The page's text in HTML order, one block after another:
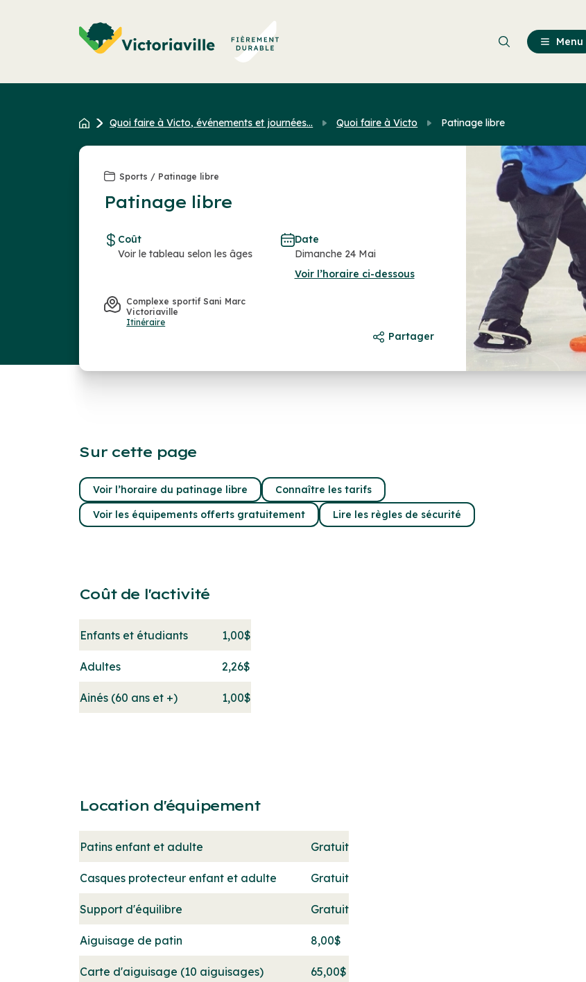
contenu
principal
Menu
Quoi faire à Victo, événements et journées... Quoi faire à Victo Patinage libre
Sports / Patinage libre
Patinage libre
Coût
Voir le tableau selon les âges
Date
Dimanche 24 Mai
Voir l’horaire ci-dessous
Complexe sportif Sani Marc
Victoriaville
Itinéraire
Partager
Sur cette page
Voir l’horaire du patinage libre
Connaître les tarifs
Voir les équipements offerts gratuitement
Lire les règles de sécurité
Coût de l'activité
Enfants et étudiants 1,00$
Adultes 2,26$
Ainés (60 ans et +) 1,00$
Location d'équipement
Patins enfant et adulte Gratuit
Casques protecteur enfant et adulte Gratuit
Support d'équilibre Gratuit
Aiguisage de patin 8,00$
Carte d'aiguisage (10 aiguisages) 65,00$